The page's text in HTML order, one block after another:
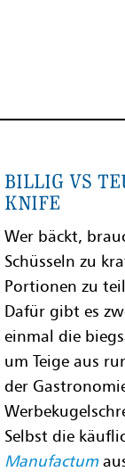
eigenem
Primary
Billig vs
Knife
Wer bäckt,
Schüsseln zu
Portionen zu
Dafür gibt es
einmal die
um Teige aus
der
Selbst die
Manufactum